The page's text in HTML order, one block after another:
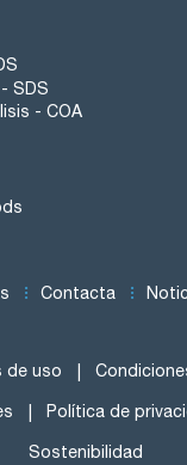
SDS
- COA
Contacta
de uso
Política de
Sostenibilidad